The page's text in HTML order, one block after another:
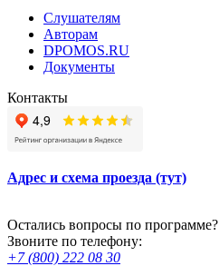
Слушателям
Авторам
DPOMOS.RU
Документы
Контакты
Адрес и схема проезда (тут)
Остались вопросы по программе?
Звоните по телефону:
+7 (800) 222 08 30